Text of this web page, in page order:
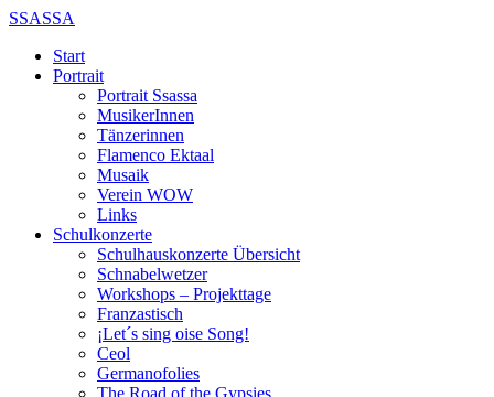
SSASSA
Start
Portrait
Portrait Ssassa
MusikerInnen
Tänzerinnen
Flamenco Ektaal
Musaik
Verein WOW
Links
Schulkonzerte
Schulhauskonzerte Übersicht
Schnabelwetzer
Workshops – Projekttage
Franzastisch
¡Let´s sing oise Song!
Ceol
Germanofolies
The Road of the Gypsies